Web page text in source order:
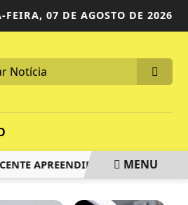
FEIRA, 07 DE AGOSTO DE 2026
APREENDIDO EM ‘BOCA DE
MENU